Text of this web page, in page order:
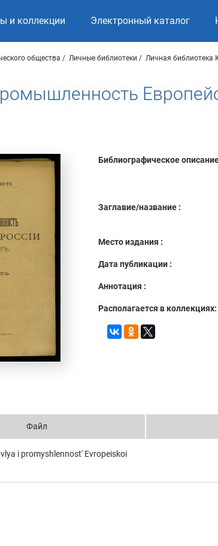
и коллекции Электронный каталог
общества Личные библиотеки Личная библиотека
Библиографическое
Заглавие/название :
Место издания :
Дата публикации :
Аннотация :
Располагается в коллекциях:
Файл
i promyshlennost' Evropeiskoi